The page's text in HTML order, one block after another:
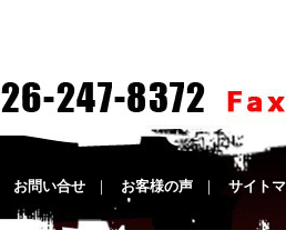
お問い合せ お客様の声 サイト